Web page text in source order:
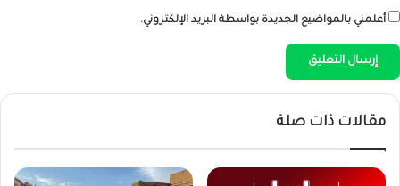
أعلمني بالمواضيع الجديدة بواسطة البريد الإلكتروني.
مقالات ذات صلة